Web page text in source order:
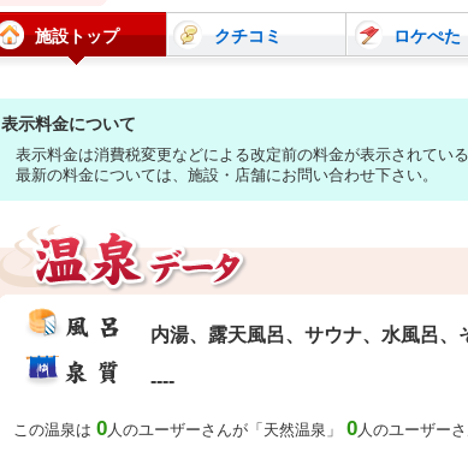
施設トップ クチコミ ロケぺた
表示料金について
表示料金は消費税変更などによる改定前の料金が表示されている
最新の料金については、施設・店舗にお問い合わせ下さい。
内湯、露天風呂、サウナ、水風呂、
----
この温泉は 0人のユーザーさんが「天然温泉」 0人のユーザー